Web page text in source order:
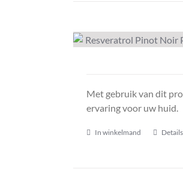
Met gebruik van dit
ervaring voor uw huid.
In winkelmand Details